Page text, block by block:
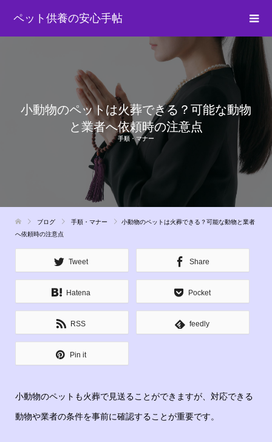
ペット供養の安心手帖
小動物のペットは火葬できる？可能な動物
と業者へ依頼時の注意点
手順・マナー
ブログ 手順・マナー
小動物のペットは火葬できる？可能な動物と業者
へ依頼時の注意点
Tweet Share
Hatena Pocket
RSS feedly
Pin it
小動物のペットも火葬で見送ることができますが、対応できる
動物や業者の条件を事前に確認することが重要です。